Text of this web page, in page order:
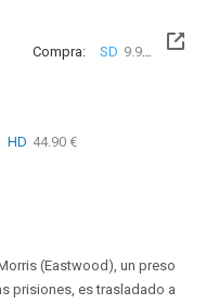
Compra: SD 9.99 €
HD 44.90 €
(Eastwood), un preso
prisiones, es trasladado a